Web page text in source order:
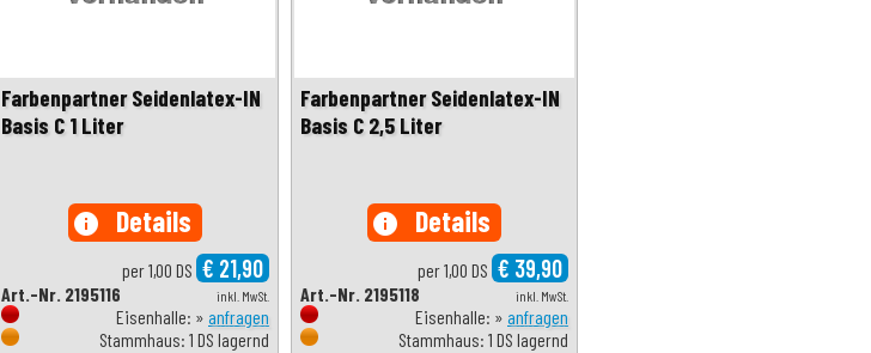
Farbenpartner Seidenlatex-IN
Basis C 1 Liter
info Details
per 1,00 DS € 21,90
inkl. MwSt.
Art.-Nr. 2195116
Eisenhalle: » anfragen
Stammhaus: 1 DS lagernd
Farbenpartner Seidenlatex-IN
Basis C 2,5 Liter
info Details
per 1,00 DS € 39,90
inkl. MwSt.
Art.-Nr. 2195118
Eisenhalle: » anfragen
Stammhaus: 1 DS lagernd